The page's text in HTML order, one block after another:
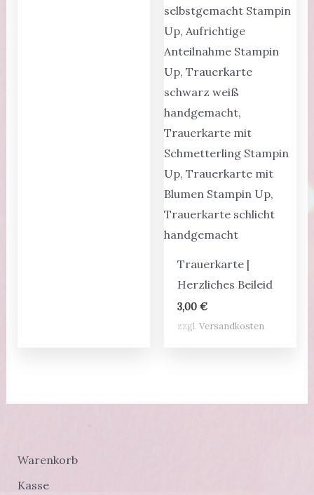
Trauerkarte |
Herzliches Beileid
3,00€
zzgl.Versandkosten
Warenkorb
Kasse